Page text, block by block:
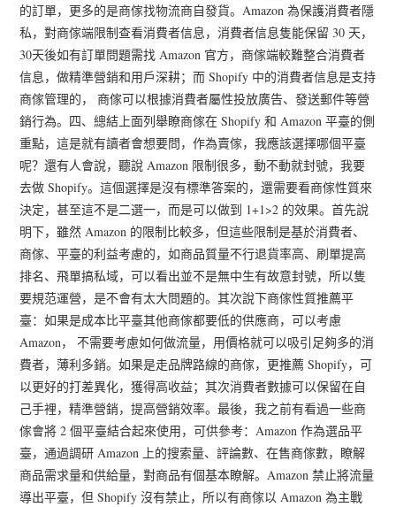
的訂單，更多的是商傢找物流商自發貨。Amazon 為保護消費者隱
私，對商傢端限制查看消費者信息，消費者信息隻能保留 30 天，
30天後如有訂單問題需找 Amazon 官方，商傢端較難整合消費者
信息，做精準營銷和用戶深耕；而 Shopify 中的消費者信息是支持
商傢管理的， 商傢可以根據消費者屬性投放廣告、發送郵件等營
銷行為。四、總結上面列舉瞭商傢在 Shopify 和 Amazon 平臺的側
重點，這是就有讀者會想要問，作為賣傢，我應該選擇哪個平臺
呢？還有人會說，聽說 Amazon 限制很多，動不動就封號，我要
去做 Shopify。這個選擇是沒有標準答案的，還需要看商傢性質來
決定，甚至這不是二選一，而是可以做到 1+1>2 的效果。首先說
明下，雖然 Amazon 的限制比較多，但這些限制是基於消費者、
商傢、平臺的利益考慮的，如商品質量不行退貨率高、刷單提高
排名、飛單搞私域，可以看出並不是無中生有故意封號，所以隻
要規范運營，是不會有太大問題的。其次說下商傢性質推薦平
臺：如果是成本比平臺其他商傢都要低的供應商，可以考慮
Amazon， 不需要考慮如何做流量，用價格就可以吸引足夠多的消
費者，薄利多銷。如果是走品牌路線的商傢，更推薦 Shopify，可
以更好的打差異化，獲得高收益；其次消費者數據可以保留在自
己手裡，精準營銷，提高營銷效率。最後，我之前有看過一些商
傢會將 2 個平臺結合起來使用，可供參考：Amazon 作為選品平
臺，通過調研 Amazon 上的搜索量、評論數、在售商傢數，瞭解
商品需求量和供給量，對商品有個基本瞭解。Amazon 禁止將流量
導出平臺，但 Shopify 沒有禁止，所以有商傢以 Amazon 為主戰